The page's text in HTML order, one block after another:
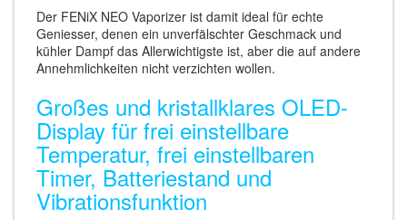
Der FENiX NEO Vaporizer ist damit ideal für echte
Geniesser, denen ein unverfälschter Geschmack und
kühler Dampf das Allerwichtigste ist, aber die auf andere
Annehmlichkeiten nicht verzichten wollen.
Großes und kristallklares OLED-
Display für frei einstellbare
Temperatur, frei einstellbaren
Timer, Batteriestand und
Vibrationsfunktion